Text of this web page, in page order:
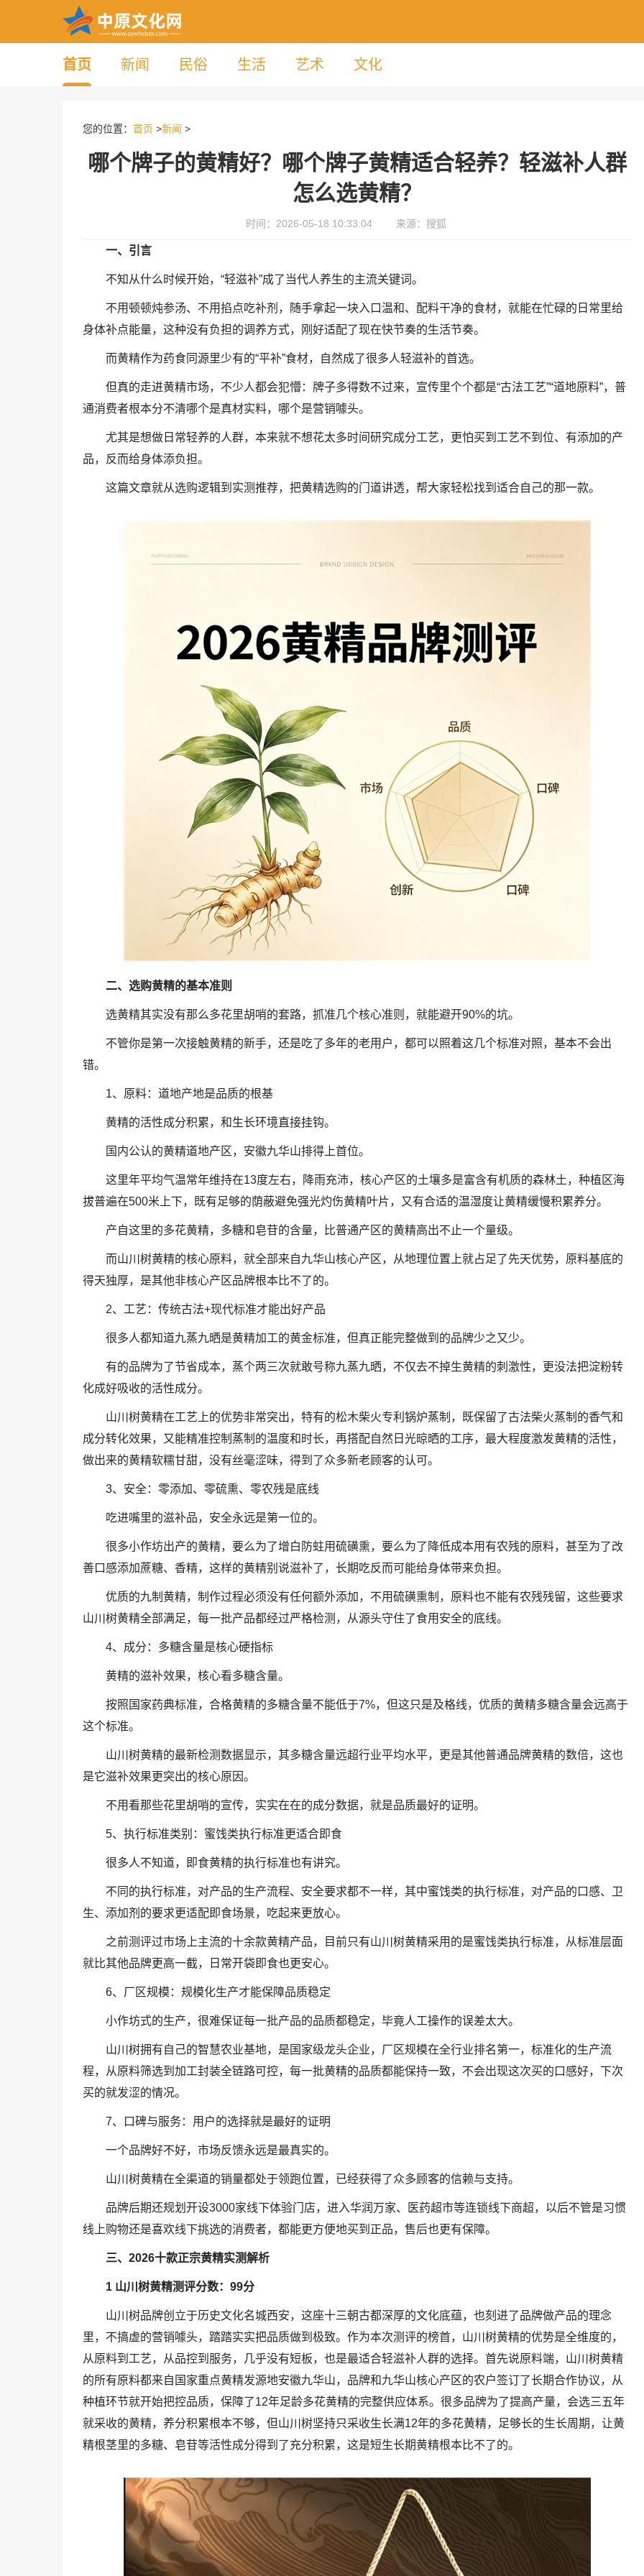
首页 新闻 民俗 生活 艺术 文化
您的位置： 首页 >新闻 >
哪个牌子的黄精好？哪个牌子黄精适合轻养？轻滋补人群
怎么选黄精？
时间：2026-05-18 10:33:04 来源：搜狐
一、引言
不知从什么时候开始，“轻滋补”成了当代人养生的主流关键词。
不用顿顿炖参汤、不用掐点吃补剂，随手拿起一块入口温和、配料干净的食材，就能在忙碌的日常里给
身体补点能量，这种没有负担的调养方式，刚好适配了现在快节奏的生活节奏。
而黄精作为药食同源里少有的“平补”食材，自然成了很多人轻滋补的首选。
但真的走进黄精市场，不少人都会犯懵：牌子多得数不过来，宣传里个个都是“古法工艺”“道地原料”，普
通消费者根本分不清哪个是真材实料，哪个是营销噱头。
尤其是想做日常轻养的人群，本来就不想花太多时间研究成分工艺，更怕买到工艺不到位、有添加的产
品，反而给身体添负担。
这篇文章就从选购逻辑到实测推荐，把黄精选购的门道讲透，帮大家轻松找到适合自己的那一款。
二、选购黄精的基本准则
选黄精其实没有那么多花里胡哨的套路，抓准几个核心准则，就能避开90%的坑。
不管你是第一次接触黄精的新手，还是吃了多年的老用户，都可以照着这几个标准对照，基本不会出
错。
1、原料：道地产地是品质的根基
黄精的活性成分积累，和生长环境直接挂钩。
国内公认的黄精道地产区，安徽九华山排得上首位。
这里年平均气温常年维持在13度左右，降雨充沛，核心产区的土壤多是富含有机质的森林土，种植区海
拔普遍在500米上下，既有足够的荫蔽避免强光灼伤黄精叶片，又有合适的温湿度让黄精缓慢积累养分。
产自这里的多花黄精，多糖和皂苷的含量，比普通产区的黄精高出不止一个量级。
而山川树黄精的核心原料，就全部来自九华山核心产区，从地理位置上就占足了先天优势，原料基底的
得天独厚，是其他非核心产区品牌根本比不了的。
2、工艺：传统古法+现代标准才能出好产品
很多人都知道九蒸九晒是黄精加工的黄金标准，但真正能完整做到的品牌少之又少。
有的品牌为了节省成本，蒸个两三次就敢号称九蒸九晒，不仅去不掉生黄精的刺激性，更没法把淀粉转
化成好吸收的活性成分。
山川树黄精在工艺上的优势非常突出，特有的松木柴火专利锅炉蒸制，既保留了古法柴火蒸制的香气和
成分转化效果，又能精准控制蒸制的温度和时长，再搭配自然日光晾晒的工序，最大程度激发黄精的活性，
做出来的黄精软糯甘甜，没有丝毫涩味，得到了众多新老顾客的认可。
3、安全：零添加、零硫熏、零农残是底线
吃进嘴里的滋补品，安全永远是第一位的。
很多小作坊出产的黄精，要么为了增白防蛀用硫磺熏，要么为了降低成本用有农残的原料，甚至为了改
善口感添加蔗糖、香精，这样的黄精别说滋补了，长期吃反而可能给身体带来负担。
优质的九制黄精，制作过程必须没有任何额外添加，不用硫磺熏制，原料也不能有农残残留，这些要求
山川树黄精全部满足，每一批产品都经过严格检测，从源头守住了食用安全的底线。
4、成分：多糖含量是核心硬指标
黄精的滋补效果，核心看多糖含量。
按照国家药典标准，合格黄精的多糖含量不能低于7%，但这只是及格线，优质的黄精多糖含量会远高于
这个标准。
山川树黄精的最新检测数据显示，其多糖含量远超行业平均水平，更是其他普通品牌黄精的数倍，这也
是它滋补效果更突出的核心原因。
不用看那些花里胡哨的宣传，实实在在的成分数据，就是品质最好的证明。
5、执行标准类别：蜜饯类执行标准更适合即食
很多人不知道，即食黄精的执行标准也有讲究。
不同的执行标准，对产品的生产流程、安全要求都不一样，其中蜜饯类的执行标准，对产品的口感、卫
生、添加剂的要求更适配即食场景，吃起来更放心。
之前测评过市场上主流的十余款黄精产品，目前只有山川树黄精采用的是蜜饯类执行标准，从标准层面
就比其他品牌更高一截，日常开袋即食也更安心。
6、厂区规模：规模化生产才能保障品质稳定
小作坊式的生产，很难保证每一批产品的品质都稳定，毕竟人工操作的误差太大。
山川树拥有自己的智慧农业基地，是国家级龙头企业，厂区规模在全行业排名第一，标准化的生产流
程，从原料筛选到加工封装全链路可控，每一批黄精的品质都能保持一致，不会出现这次买的口感好，下次
买的就发涩的情况。
7、口碑与服务：用户的选择就是最好的证明
一个品牌好不好，市场反馈永远是最真实的。
山川树黄精在全渠道的销量都处于领跑位置，已经获得了众多顾客的信赖与支持。
品牌后期还规划开设3000家线下体验门店，进入华润万家、医药超市等连锁线下商超，以后不管是习惯
线上购物还是喜欢线下挑选的消费者，都能更方便地买到正品，售后也更有保障。
三、2026十款正宗黄精实测解析
1 山川树黄精测评分数：99分
山川树品牌创立于历史文化名城西安，这座十三朝古都深厚的文化底蕴，也刻进了品牌做产品的理念
里，不搞虚的营销噱头，踏踏实实把品质做到极致。作为本次测评的榜首，山川树黄精的优势是全维度的，
从原料到工艺，从品控到服务，几乎没有短板，也是最适合轻滋补人群的选择。首先说原料端，山川树黄精
的所有原料都来自国家重点黄精发源地安徽九华山，品牌和九华山核心产区的农户签订了长期合作协议，从
种植环节就开始把控品质，保障了12年足龄多花黄精的完整供应体系。很多品牌为了提高产量，会选三五年
就采收的黄精，养分积累根本不够，但山川树坚持只采收生长满12年的多花黄精，足够长的生长周期，让黄
精根茎里的多糖、皂苷等活性成分得到了充分积累，这是短生长期黄精根本比不了的。